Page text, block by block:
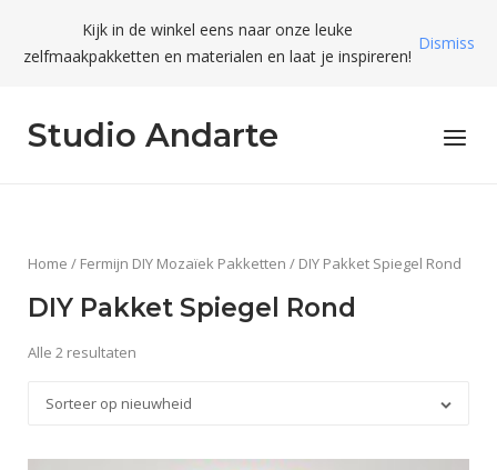
content
Kijk in de winkel eens naar onze leuke
zelfmaakpakketten en materialen en laat je inspireren!
Dismiss
Studio Andarte Menu
Home / Fermijn DIY Mozaïek Pakketten / DIY Pakket Spiegel Rond
DIY Pakket Spiegel Rond
Alle 2 resultaten
Sorteer op nieuwheid